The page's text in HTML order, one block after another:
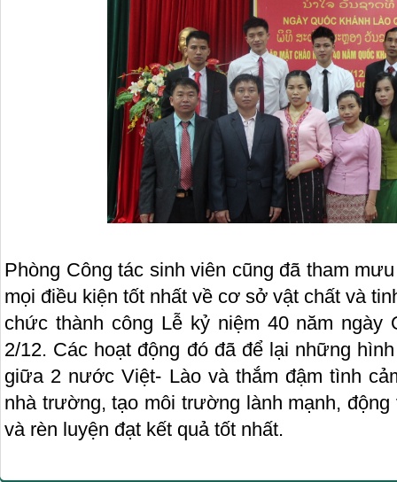
Phòng Công tác sinh viên cũng đã tham
mọi điều kiện tốt nhất về cơ sở vật chất và
chức thành công Lễ kỷ niệm 40 năm ngày
2/12. Các hoạt động đó đã để lại những
giữa 2 nước Việt- Lào và thắm đậm tình
nhà trường, tạo môi trường lành mạnh,
và rèn luyện đạt kết quả tốt nhất.